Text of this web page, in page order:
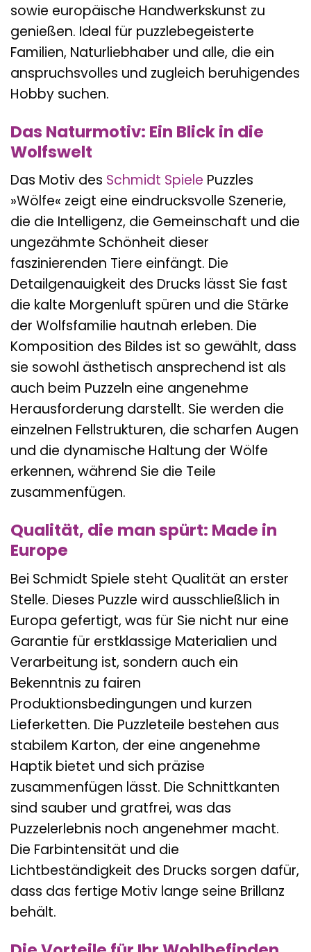
sowie europäische Handwerkskunst zu
genießen. Ideal für puzzlebegeisterte
Familien, Naturliebhaber und alle, die ein
anspruchsvolles und zugleich beruhigendes
Hobby suchen.
Das Naturmotiv: Ein Blick in die
Wolfswelt
Das Motiv des Schmidt Spiele Puzzles
»Wölfe« zeigt eine eindrucksvolle Szenerie,
die die Intelligenz, die Gemeinschaft und die
ungezähmte Schönheit dieser
faszinierenden Tiere einfängt. Die
Detailgenauigkeit des Drucks lässt Sie fast
die kalte Morgenluft spüren und die Stärke
der Wolfsfamilie hautnah erleben. Die
Komposition des Bildes ist so gewählt, dass
sie sowohl ästhetisch ansprechend ist als
auch beim Puzzeln eine angenehme
Herausforderung darstellt. Sie werden die
einzelnen Fellstrukturen, die scharfen Augen
und die dynamische Haltung der Wölfe
erkennen, während Sie die Teile
zusammenfügen.
Qualität, die man spürt: Made in
Europe
Bei Schmidt Spiele steht Qualität an erster
Stelle. Dieses Puzzle wird ausschließlich in
Europa gefertigt, was für Sie nicht nur eine
Garantie für erstklassige Materialien und
Verarbeitung ist, sondern auch ein
Bekenntnis zu fairen
Produktionsbedingungen und kurzen
Lieferketten. Die Puzzleteile bestehen aus
stabilem Karton, der eine angenehme
Haptik bietet und sich präzise
zusammenfügen lässt. Die Schnittkanten
sind sauber und gratfrei, was das
Puzzelerlebnis noch angenehmer macht.
Die Farbintensität und die
Lichtbeständigkeit des Drucks sorgen dafür,
dass das fertige Motiv lange seine Brillanz
behält.